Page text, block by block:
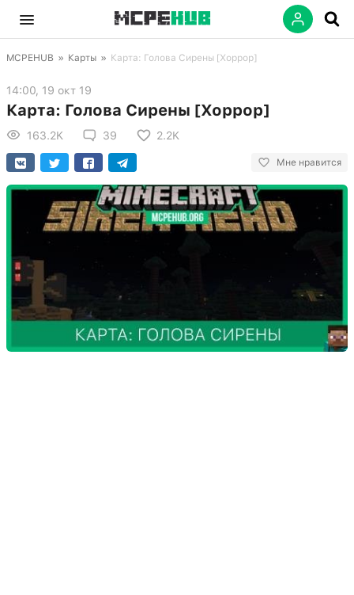
MCPEHUB » Карты » Карта: Голова Сирены [Хоррор]
14:00, 19 окт 19
Карта: Голова Сирены [Хоррор]
163.2K 39 2.2K
Мне нравится